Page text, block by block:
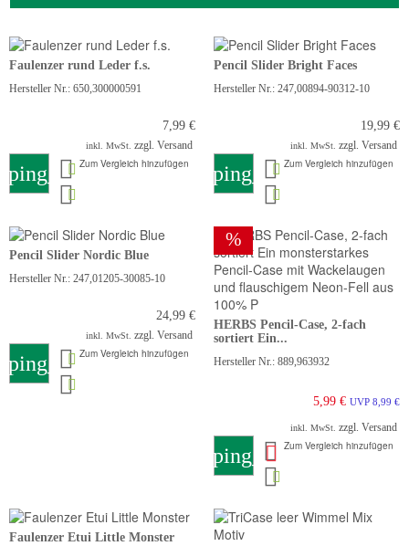
Faulenzer rund Leder f.s.
Hersteller Nr.: 650,300000591
7,99 €
inkl. MwSt. zzgl. Versand
Zum Vergleich hinzufügen
Pencil Slider Bright Faces
Hersteller Nr.: 247,00894-90312-10
19,99 €
inkl. MwSt. zzgl. Versand
shopping_cartZum Vergleich hinzufügen
Pencil Slider Nordic Blue
Hersteller Nr.: 247,01205-30085-10
24,99 €
inkl. MwSt. zzgl. Versand
Zum Vergleich hinzufügen
%
HERBS Pencil-Case, 2-fach
sortiert Ein...
Hersteller Nr.: 889,963932
5,99 € UVP 8,99 €
inkl. MwSt. zzgl. Versand
shopping_cartZum Vergleich hinzufügen
Faulenzer Etui Little Monster